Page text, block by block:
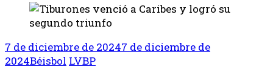
7 de diciembre de 20247 de diciembre de
2024Béisbol LVBP